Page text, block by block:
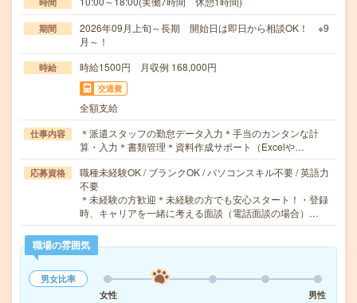
期間
2026年09月上旬～長期 開始日は即日から相談OK！ ※9
月～！
時給 時給1500円 月収例 168,000円
交通費
全額支給
仕事内容
＊派遣スタッフの勤怠データ入力＊手当のカンタンな計
算・入力＊書類管理＊資料作成サポート（Excelや…
応募資格
職種未経験OK / ブランクOK / パソコンスキル不要 / 英語力
不要
＊未経験の方歓迎＊未経験の方でも安心スタート！・登録
時、キャリアを一緒に考える面談（電話面談の場合）…
職場の雰囲気
男女比率
女性
男性